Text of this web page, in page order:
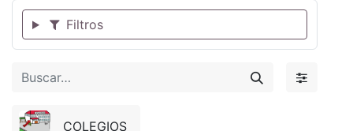
Filtros
COLEGIOS